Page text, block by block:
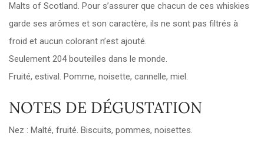
Malts of Scotland. Pour s’assurer que chacun de ces whiskies
garde ses arômes et son caractère, ils ne sont pas filtrés à
froid et aucun colorant n’est ajouté.
Seulement 204 bouteilles dans le monde.
Fruité, estival. Pomme, noisette, cannelle, miel.
NOTES DE DÉGUSTATION
Nez : Malté, fruité. Biscuits, pommes, noisettes.